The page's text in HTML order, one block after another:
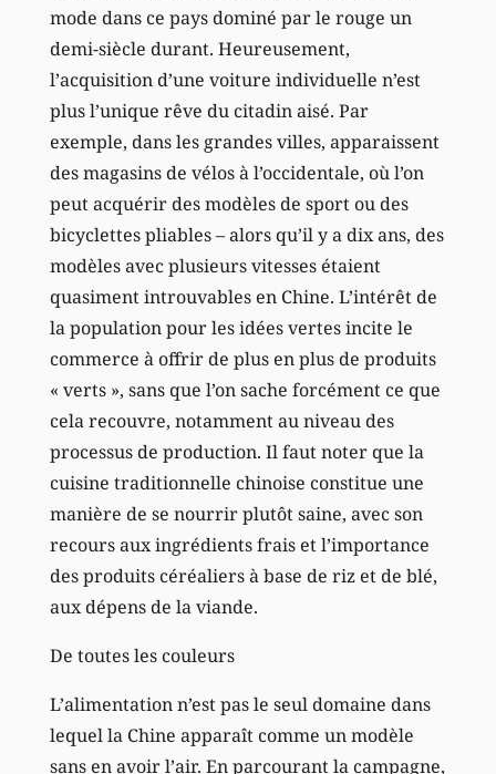
mode dans ce pays dominé par le rouge un
demi-siècle durant. Heureusement,
l’acquisition d’une voiture individuelle n’est
plus l’unique rêve du citadin aisé. Par
exemple, dans les grandes villes, apparaissent
des magasins de vélos à l’occidentale, où l’on
peut acquérir des modèles de sport ou des
bicyclettes pliables – alors qu’il y a dix ans, des
modèles avec plusieurs vitesses étaient
quasiment introuvables en Chine. L’intérêt de
la population pour les idées vertes incite le
commerce à offrir de plus en plus de produits
« verts », sans que l’on sache forcément ce que
cela recouvre, notamment au niveau des
processus de production. Il faut noter que la
cuisine traditionnelle chinoise constitue une
manière de se nourrir plutôt saine, avec son
recours aux ingrédients frais et l’importance
des produits céréaliers à base de riz et de blé,
aux dépens de la viande.
De toutes les couleurs
L’alimentation n’est pas le seul domaine dans
lequel la Chine apparaît comme un modèle
sans en avoir l’air. En parcourant la campagne,